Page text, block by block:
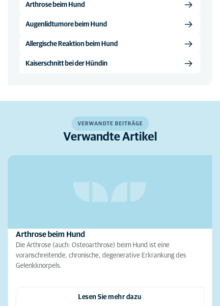
Arthrose beim Hund
Augenlidtumore beim Hund
Allergische Reaktion beim Hund
Kaiserschnitt bei der Hündin
VERWANDTE BEITRÄGE
Verwandte Artikel
Arthrose beim Hund
Die Arthrose (auch: Osteoarthrose) beim Hund ist eine
voranschreitende, chronische, degenerative Erkrankung des
Gelenkknorpels.
Lesen Sie mehr dazu